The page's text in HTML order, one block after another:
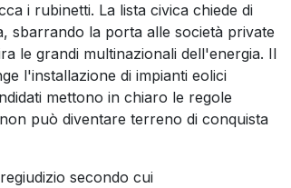
i rubinetti. La lista civica chiede di
sbarrando la porta alle società private
le grandi multinazionali dell'energia. Il
l'installazione di impianti eolici
mettono in chiaro le regole
può diventare terreno di conquista
secondo cui